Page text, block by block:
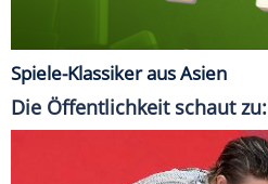
Spiele-Klassiker aus Asien
Die Öffentlichkeit schaut zu: